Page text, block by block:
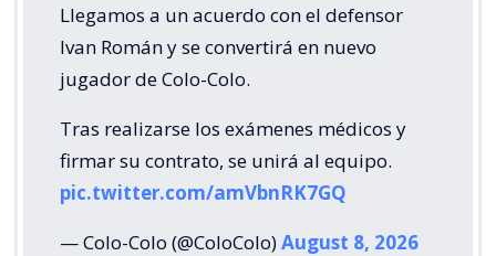
Llegamos a un acuerdo con el defensor
Ivan Román y se convertirá en nuevo
jugador de Colo-Colo.
Tras realizarse los exámenes médicos y
firmar su contrato, se unirá al equipo.
pic.twitter.com/amVbnRK7GQ
— Colo-Colo (@ColoColo)August 8, 2026